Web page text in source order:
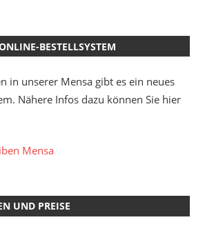
BESTELLSYSTEM
in unserer Mensa gibt es ein neues
Nähere Infos dazu können Sie hier
Mensa
UND PREISE